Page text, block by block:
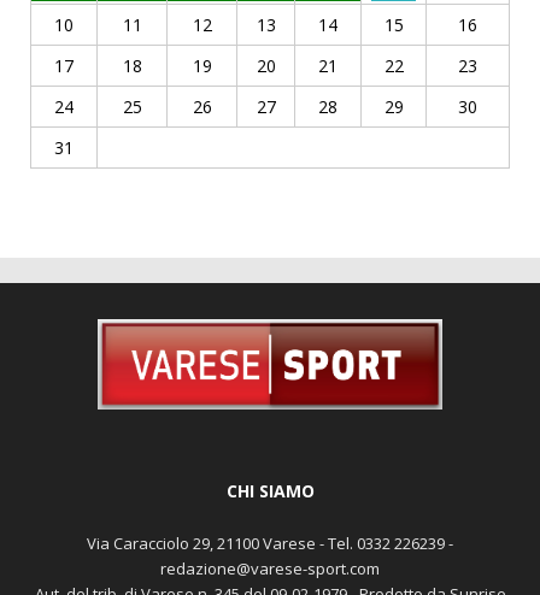
10
11 12 13 14 15
16
17
18 19 20 21 22
23
24
25 26 27 28 29
30
31
CHI SIAMO
Via Caracciolo 29, 21100 Varese - Tel. 0332 226239 -
redazione@varese-sport.com